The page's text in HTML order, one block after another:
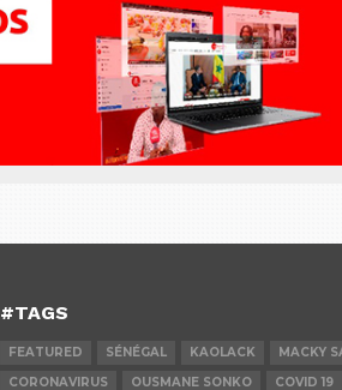
#TAGS
FEATURED SÉNÉGAL KAOLACK
MACKY
CORONAVIRUS
OUSMANE SONKO COVID 19